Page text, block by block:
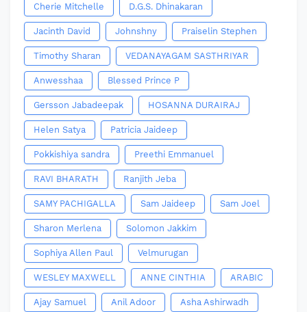
Cherie Mitchelle D.G.S. Dhinakaran
Jacinth David Johnshny Praiselin Stephen
Timothy Sharan VEDANAYAGAM SASTHRIYAR
Anwesshaa Blessed Prince P
Gersson Jabadeepak HOSANNA DURAIRAJ
Helen Satya Patricia Jaideep
Pokkishiya sandra Preethi Emmanuel
RAVI BHARATH Ranjith Jeba
SAMY PACHIGALLA Sam Jaideep Sam Joel
Sharon Merlena Solomon Jakkim
Sophiya Allen Paul Velmurugan
WESLEY MAXWELL ANNE CINTHIA ARABIC
Ajay Samuel Anil Adoor Asha Ashirwadh